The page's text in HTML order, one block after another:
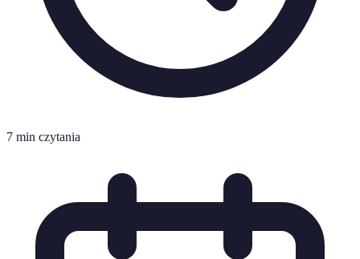
7 min czytania